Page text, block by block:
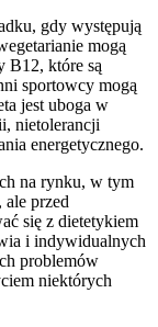
gdy występują
mogą
B12, które są
sportowcy mogą
jest uboga w
nietolerancji
energetycznego.
na rynku, w tym
przed
się z dietetykiem
i indywidualnych
problemów
niektórych